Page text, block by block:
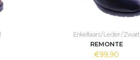
Enkellaars / Leder / Zwart
REMONTE
€99,90